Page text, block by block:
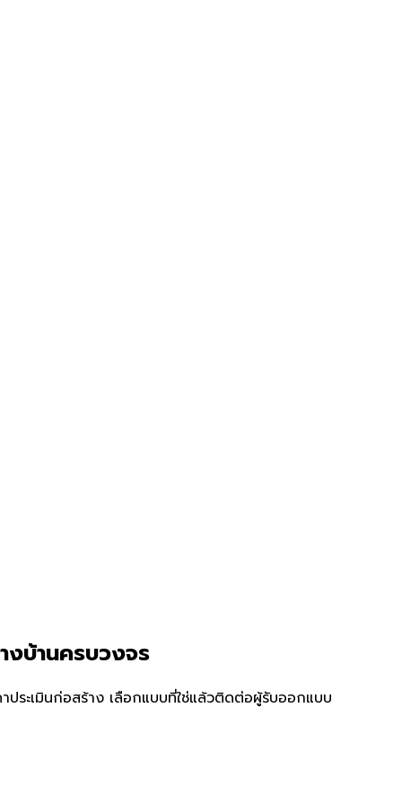
งบ้านครบวงจร
ระเมินก่อสร้าง เลือกแบบที่ใช่แล้วติดต่อผู้รับออกแบบ